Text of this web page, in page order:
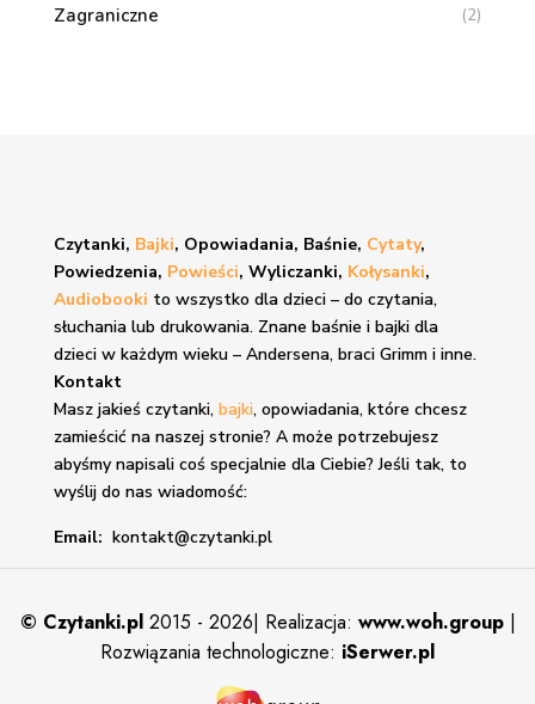
Zagraniczne (2)
Czytanki, Bajki, Opowiadania, Baśnie, Cytaty,
Powiedzenia, Powieści, Wyliczanki, Kołysanki,
Audiobooki to wszystko dla dzieci – do czytania,
słuchania lub drukowania. Znane baśnie i bajkidla
dzieci w każdym wieku – Andersena, braci Grimm i inne.
Kontakt
Masz jakieś czytanki, bajki, opowiadania, które chcesz
zamieścić na naszej stronie? A może potrzebujesz
abyśmy napisali coś specjalnie dla Ciebie? Jeśli tak, to
wyślij do nas wiadomość:
Email: kontakt@czytanki.pl
© Czytanki.pl 2015 - 2026| Realizacja: www.woh.group |
Rozwiązania technologiczne: iSerwer.pl